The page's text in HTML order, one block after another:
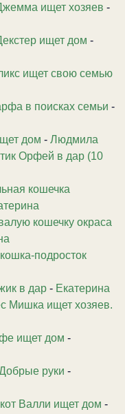
ищет хозяев -
ищет дом -
ищет свою семью
в поисках семьи -
дом - Людмила
Орфей в дар (10
кошечка
кошечку окраса
подросток
в дар - Екатерина
Мишка ищет хозяев.
ищет дом -
руки -
Валли ищет дом -